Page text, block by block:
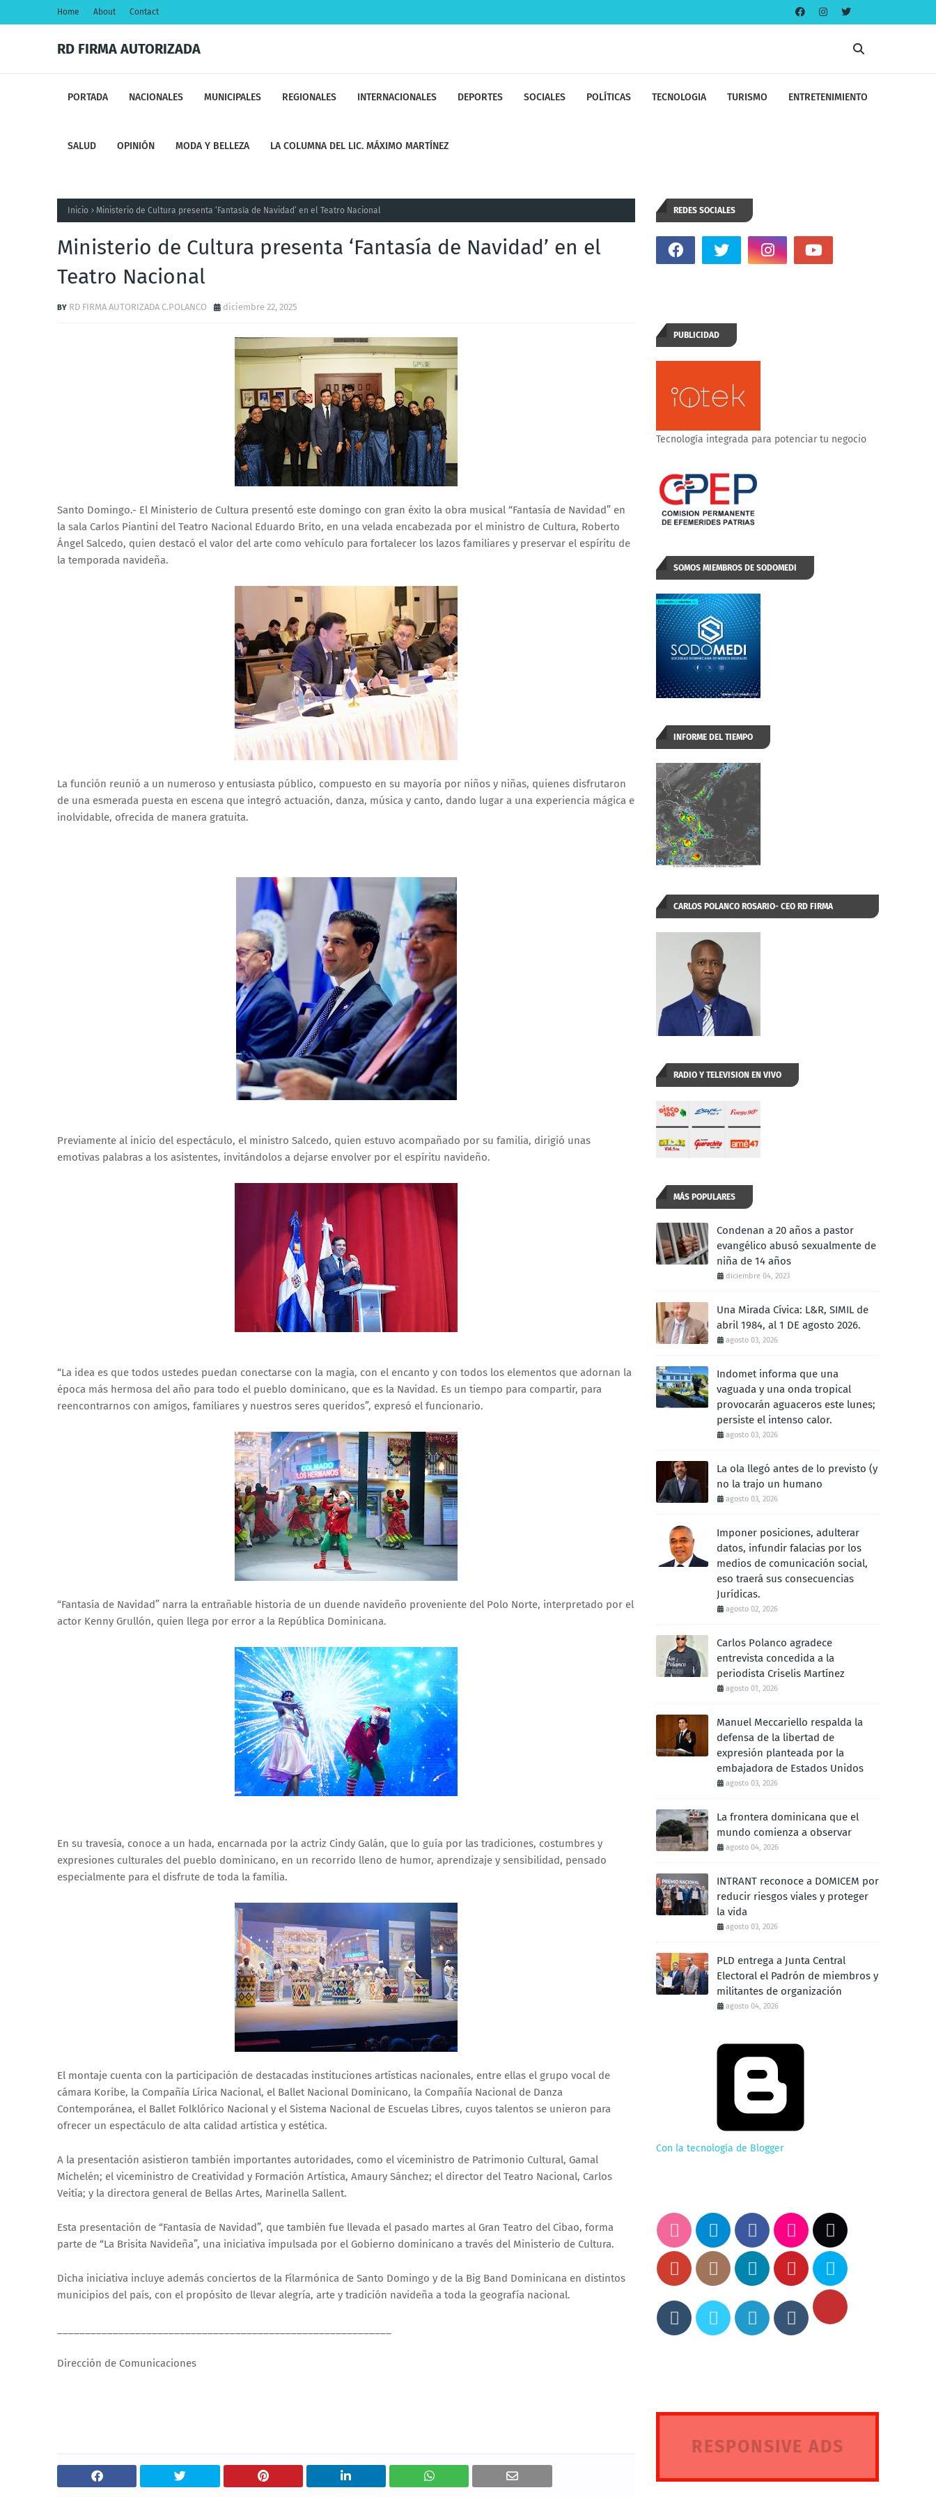
Home About Contact
RD FIRMA AUTORIZADA
PORTADA NACIONALES MUNICIPALES REGIONALES INTERNACIONALES DEPORTES SOCIALES POLÍTICAS TECNOLOGIA TURISMO ENTRETENIMIENTO
SALUD OPINIÓN MODA Y BELLEZA LA COLUMNA DEL LIC. MÁXIMO MARTÍNEZ
Inicio Ministerio de Cultura presenta ‘Fantasía de Navidad’ en el Teatro Nacional
Ministerio de Cultura presenta ‘Fantasía de Navidad’ en el
Teatro Nacional
RD FIRMA AUTORIZADA C.POLANCO diciembre 22, 2025
Santo Domingo.- El Ministerio de Cultura presentó este domingo con gran éxito la obra musical “Fantasía de Navidad” en
la sala Carlos Piantini del Teatro Nacional Eduardo Brito, en una velada encabezada por el ministro de Cultura, Roberto
Ángel Salcedo, quien destacó el valor del arte como vehículo para fortalecer los lazos familiares y preservar el espíritu de
la temporada navideña.
La función reunió a un numeroso y entusiasta público, compuesto en su mayoría por niños y niñas, quienes disfrutaron
de una esmerada puesta en escena que integró actuación, danza, música y canto, dando lugar a una experiencia mágica e
inolvidable, ofrecida de manera gratuita.
Previamente al inicio del espectáculo, el ministro Salcedo, quien estuvo acompañado por su familia, dirigió unas
emotivas palabras a los asistentes, invitándolos a dejarse envolver por el espíritu navideño.
“La idea es que todos ustedes puedan conectarse con la magia, con el encanto y con todos los elementos que adornan la
época más hermosa del año para todo el pueblo dominicano, que es la Navidad. Es un tiempo para compartir, para
reencontrarnos con amigos, familiares y nuestros seres queridos”, expresó el funcionario.
“Fantasía de Navidad” narra la entrañable historia de un duende navideño proveniente del Polo Norte, interpretado por el
actor Kenny Grullón, quien llega por error a la República Dominicana.
En su travesía, conoce a un hada, encarnada por la actriz Cindy Galán, que lo guía por las tradiciones, costumbres y
expresiones culturales del pueblo dominicano, en un recorrido lleno de humor, aprendizaje y sensibilidad, pensado
especialmente para el disfrute de toda la familia.
El montaje cuenta con la participación de destacadas instituciones artísticas nacionales, entre ellas el grupo vocal de
cámara Koribe, la Compañía Lírica Nacional, el Ballet Nacional Dominicano, la Compañía Nacional de Danza
Contemporánea, el Ballet Folklórico Nacional y el Sistema Nacional de Escuelas Libres, cuyos talentos se unieron para
ofrecer un espectáculo de alta calidad artística y estética.
A la presentación asistieron también importantes autoridades, como el viceministro de Patrimonio Cultural, Gamal
Michelén; el viceministro de Creatividad y Formación Artística, Amaury Sánchez; el director del Teatro Nacional, Carlos
Veitía; y la directora general de Bellas Artes, Marinella Sallent.
Esta presentación de “Fantasía de Navidad”, que también fue llevada el pasado martes al Gran Teatro del Cibao, forma
parte de “La Brisita Navideña”, una iniciativa impulsada por el Gobierno dominicano a través del Ministerio de Cultura.
Dicha iniciativa incluye además conciertos de la Filarmónica de Santo Domingo y de la Big Band Dominicana en distintos
municipios del país, con el propósito de llevar alegría, arte y tradición navideña a toda la geografía nacional.
Dirección de Comunicaciones
REDES SOCIALES
PUBLICIDAD
Tecnología integrada para potenciar tu negocio
SOMOS MIEMBROS DE SODOMEDI
INFORME DEL TIEMPO
CARLOS POLANCO ROSARIO- CEO RD FIRMA
AUTORIZADA
RADIO Y TELEVISION EN VIVO
MÁS POPULARES
Condenan a 20 años a pastor
evangélico abusó sexualmente de
niña de 14 años
diciembre 04, 2023
Una Mirada Cívica: L&R, SIMIL de
abril 1984, al 1 DE agosto 2026.
agosto 03, 2026
Indomet informa que una
vaguada y una onda tropical
provocarán aguaceros este lunes;
persiste el intenso calor.
agosto 03, 2026
La ola llegó antes de lo previsto (y
no la trajo un humano
agosto 03, 2026
Imponer posiciones, adulterar
datos, infundir falacias por los
medios de comunicación social,
eso traerá sus consecuencias
Jurídicas.
agosto 02, 2026
Carlos Polanco agradece
entrevista concedida a la
periodista Criselis Martínez
agosto 01, 2026
Manuel Meccariello respalda la
defensa de la libertad de
expresión planteada por la
embajadora de Estados Unidos
agosto 03, 2026
La frontera dominicana que el
mundo comienza a observar
agosto 04, 2026
INTRANT reconoce a DOMICEM por
reducir riesgos viales y proteger
la vida
agosto 03, 2026
PLD entrega a Junta Central
Electoral el Padrón de miembros y
militantes de organización
agosto 04, 2026
Con la tecnología de Blogger
RESPONSIVE ADS